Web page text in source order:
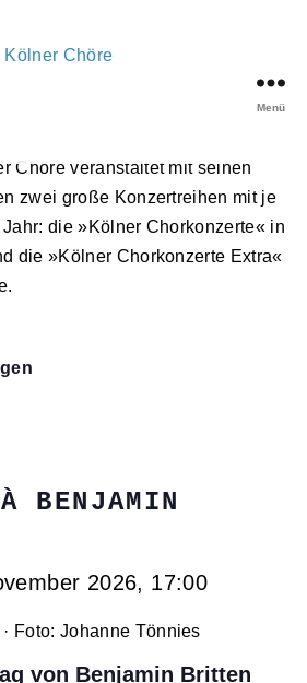
Menü
Chöre veranstaltet mit seinen
zwei große Konzertreihen mit je
die »Kölner Chorkonzerte« in
die »Kölner Chorkonzerte Extra«
À BENJAMIN
2026, 17:00
von Benjamin Britten